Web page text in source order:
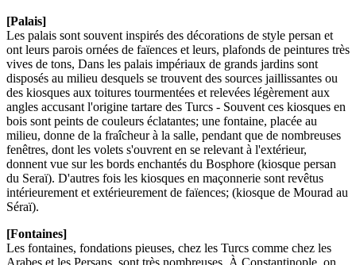
[Palais]
Les palais sont souvent inspirés des décorations de style persan et
ont leurs parois ornées de faïences et leurs, plafonds de peintures très
vives de tons, Dans les palais impériaux de grands jardins sont
disposés au milieu desquels se trouvent des sources jaillissantes ou
des kiosques aux toitures tourmentées et relevées légèrement aux
angles accusant l'origine tartare des Turcs - Souvent ces kiosques en
bois sont peints de couleurs éclatantes; une fontaine, placée au
milieu, donne de la fraîcheur à la salle, pendant que de nombreuses
fenêtres, dont les volets s'ouvrent en se relevant à l'extérieur,
donnent vue sur les bords enchantés du Bosphore (kiosque persan
du Seraï). D'autres fois les kiosques en maçonnerie sont revêtus
intérieurement et extérieurement de faïences; (kiosque de Mourad au
Séraï).
[Fontaines]
Les fontaines, fondations pieuses, chez les Turcs comme chez les
Arabes et les Persans, sont très nombreuses. À Constantinople, on